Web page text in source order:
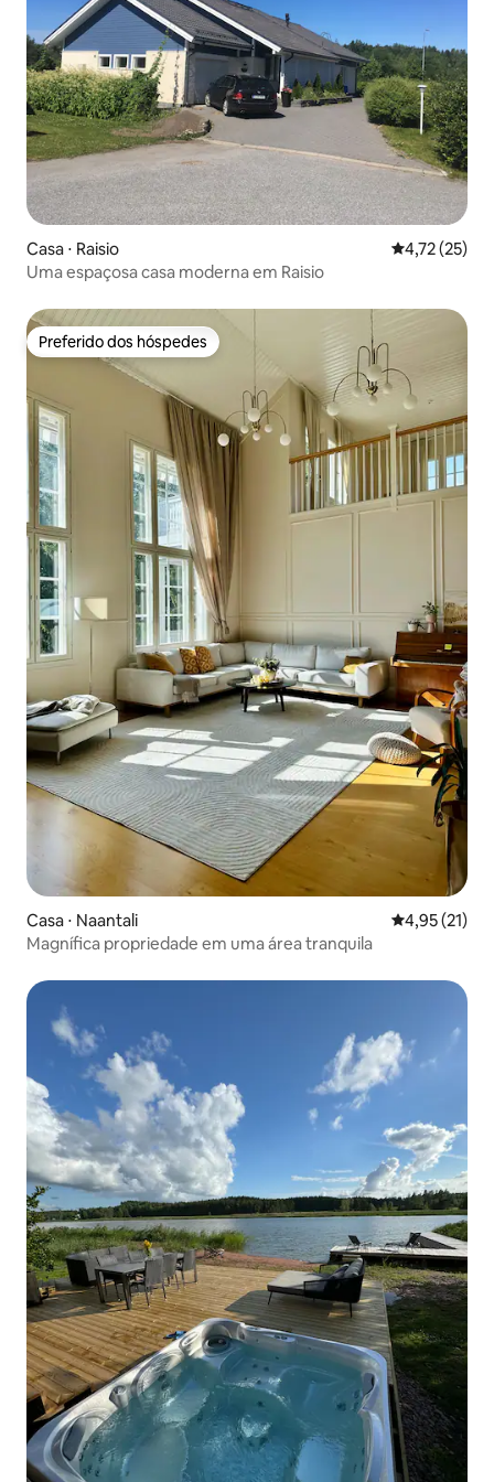
Casa ⋅ Raisio 4,72 de uma
4,72 (25)
Uma espaçosa casa moderna em Raisio
Preferido dos hóspedes
Preferido dos hóspedes
Casa ⋅ Naantali 4,95 de uma
4,95 (21)
Magnífica propriedade em uma área tranquila